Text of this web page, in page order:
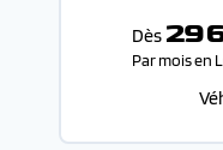
Dès
Par mois en